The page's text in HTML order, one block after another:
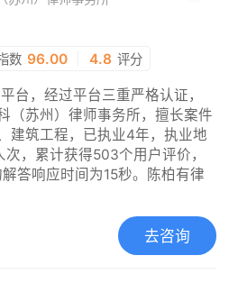
数 96.00 4.8 评分
台，经过平台三重严格认证，
（苏州）律师事务所，擅长案件
建筑工程，已执业4年，执业地
，累计获得503个用户评价，
答响应时间为15秒。陈柏有律
去咨询